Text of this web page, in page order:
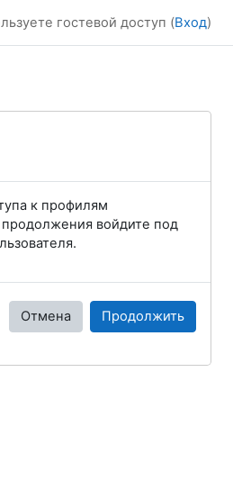
гостевой доступ (Вход)
к профилям
войдите под
Отмена Продолжить